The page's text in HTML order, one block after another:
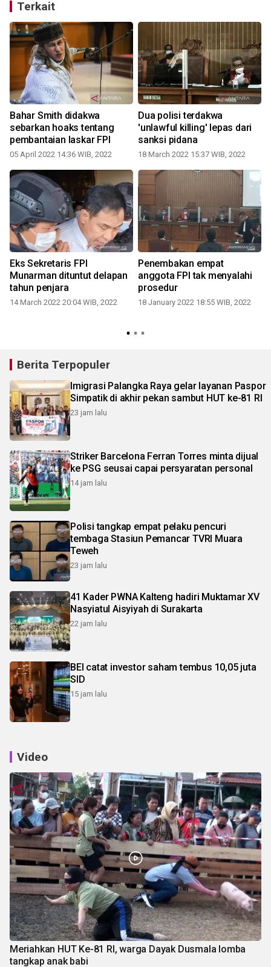
Terkait
Bahar Smith didakwa
sebarkan hoaks tentang
pembantaian laskar FPI
05 April 2022 14:36 WIB, 2022
Dua polisi terdakwa
'unlawful killing' lepas dari
sanksi pidana
18 March 2022 15:37 WIB, 2022
Eks Sekretaris FPI
Munarman dituntut delapan
tahun penjara
14 March 2022 20:04 WIB, 2022
Penembakan empat
anggota FPI tak menyalahi
prosedur
18 January 2022 18:55 WIB, 2022
Berita Terpopuler
Imigrasi Palangka Raya gelar layanan Paspor
Simpatik di akhir pekan sambut HUT ke-81 RI
23 jam lalu
Striker Barcelona Ferran Torres minta dijual
ke PSG seusai capai persyaratan personal
14 jam lalu
Polisi tangkap empat pelaku pencuri
tembaga Stasiun Pemancar TVRI Muara
Teweh
23 jam lalu
41 Kader PWNA Kalteng hadiri Muktamar XV
Nasyiatul Aisyiyah di Surakarta
22 jam lalu
BEI catat investor saham tembus 10,05 juta
SID
15 jam lalu
Video
Meriahkan HUT Ke-81 RI, warga Dayak Dusmala lomba
tangkap anak babi